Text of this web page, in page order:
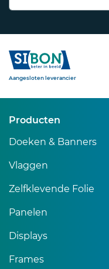
Sibon
Aangesloten leverancier
Producten
Doeken & Banners
Vlaggen
Zelfklevende Folie
Panelen
Displays
Frames